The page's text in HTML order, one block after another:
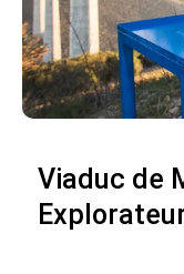
Viaduc de